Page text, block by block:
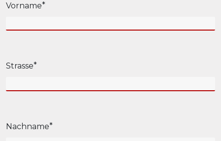
Vorname
Strasse
Nachname